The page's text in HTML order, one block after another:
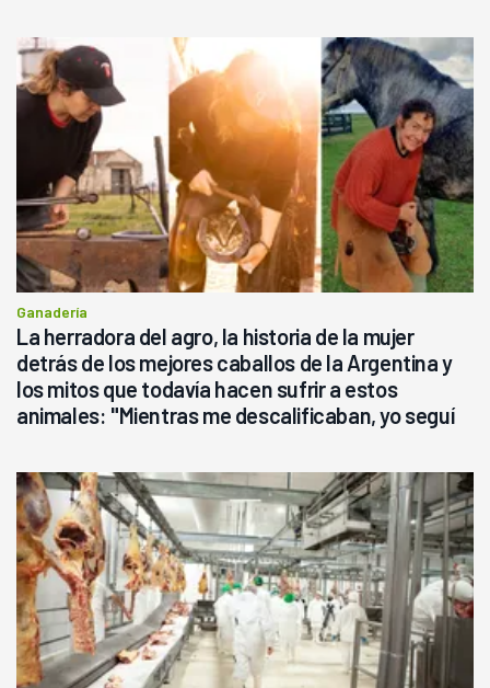
Ganadería
La herradora del agro, la historia de la mujer
detrás de los mejores caballos de la Argentina y
los mitos que todavía hacen sufrir a estos
animales: "Mientras me descalificaban, yo seguí